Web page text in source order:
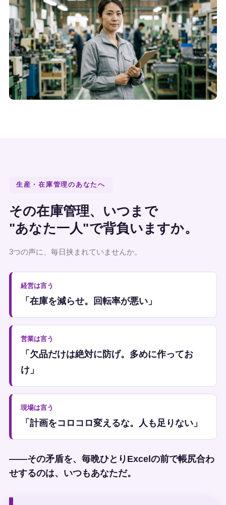
生産・在庫管理のあなたへ
その在庫管理、いつまで
"あなた一人"で背負いますか。
3つの声に、毎日挟まれていませんか。
経営は言う
「在庫を減らせ。回転率が悪い」
営業は言う
「欠品だけは絶対に防げ。多めに作ってお
け」
現場は言う
「計画をコロコロ変えるな。人も足りない」
——その矛盾を、毎晩ひとりExcelの前で帳尻合わ
せするのは、いつもあなただ。